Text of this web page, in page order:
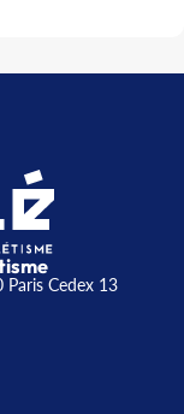
Cedex 13